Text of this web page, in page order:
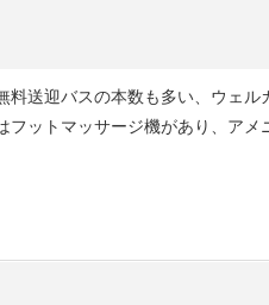
料送迎バスの本数も多い、ウェ
フットマッサージ機があり、ア
気になるところでしたがそんな